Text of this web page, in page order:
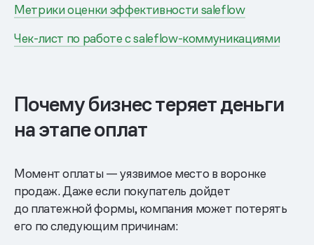
Метрики оценки эффективности saleflow
Чек-лист по работе с saleflow-коммуникациями
Почему бизнес теряет деньги
на этапе оплат
Момент оплаты — уязвимое место в воронке
продаж. Даже если покупатель дойдет
до платежной формы, компания может потерять
его по следующим причинам: